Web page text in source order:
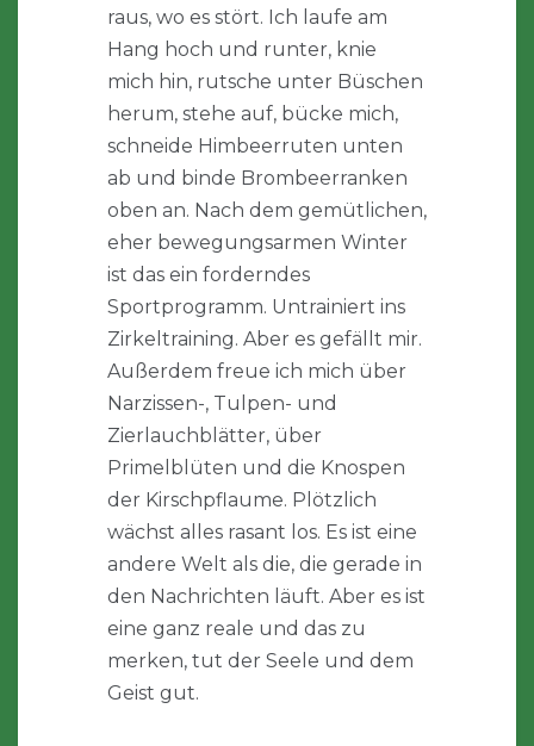
raus, wo es stört. Ich laufe am
Hang hoch und runter, knie
mich hin, rutsche unter Büschen
herum, stehe auf, bücke mich,
schneide Himbeerruten unten
ab und binde Brombeerranken
oben an. Nach dem gemütlichen,
eher bewegungsarmen Winter
ist das ein forderndes
Sportprogramm. Untrainiert ins
Zirkeltraining. Aber es gefällt mir.
Außerdem freue ich mich über
Narzissen-, Tulpen- und
Zierlauchblätter, über
Primelblüten und die Knospen
der Kirschpflaume. Plötzlich
wächst alles rasant los. Es ist eine
andere Welt als die, die gerade in
den Nachrichten läuft. Aber es ist
eine ganz reale und das zu
merken, tut der Seele und dem
Geist gut.